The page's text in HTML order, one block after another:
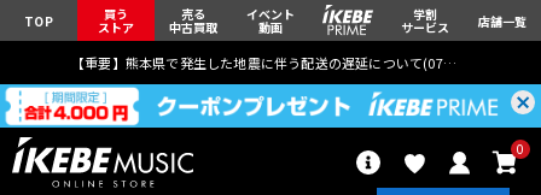
TOP 買う
ストア
売る
中古買取
イベント
動画
学割
サービス 店舗一覧
【重要】熊本県で発生した地震に伴う配送の遅延について(07月29日
0